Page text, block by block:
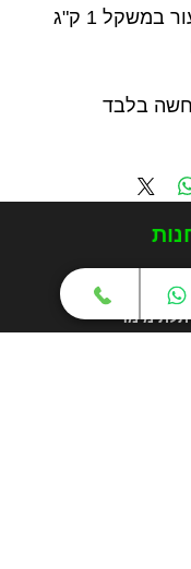
איכותי בצבע עור במשקל 1 ק"ג
בלבד
תלת מימד
תלת מימד